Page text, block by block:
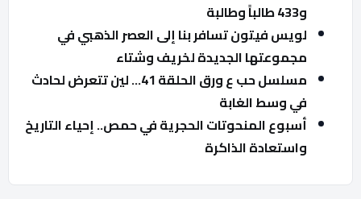
و433 طالباً وطالبة
لويس فيتون تسافر بنا إلى العصر الذهبي في
مجموعتها الجديدة لخريف وشتاء
مسلسل حب ع ورق الحلقة 41… لين تتعرض لحادث
في وسط الغابة
أسبوع المنحوتات الحجرية في حمص.. إحياء التاريخ
واستعادة الذاكرة